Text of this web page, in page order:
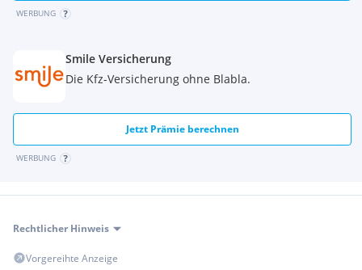
WERBUNG
Smile Versicherung
Die Kfz-Versicherung ohne Blabla.
Jetzt Prämie berechnen
WERBUNG
Rechtlicher Hinweis
Vorgereihte Anzeige